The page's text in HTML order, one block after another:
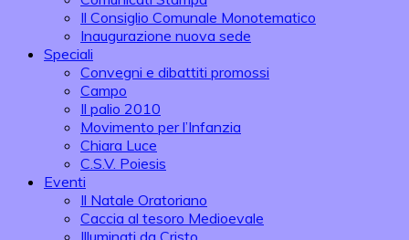
Il Consiglio Comunale Monotematico
Inaugurazione nuova sede
Speciali
Convegni e dibattiti promossi
Campo
Il palio 2010
Movimento per l’Infanzia
Chiara Luce
C.S.V. Poiesis
Eventi
Il Natale Oratoriano
Caccia al tesoro Medioevale
Illuminati da Cristo